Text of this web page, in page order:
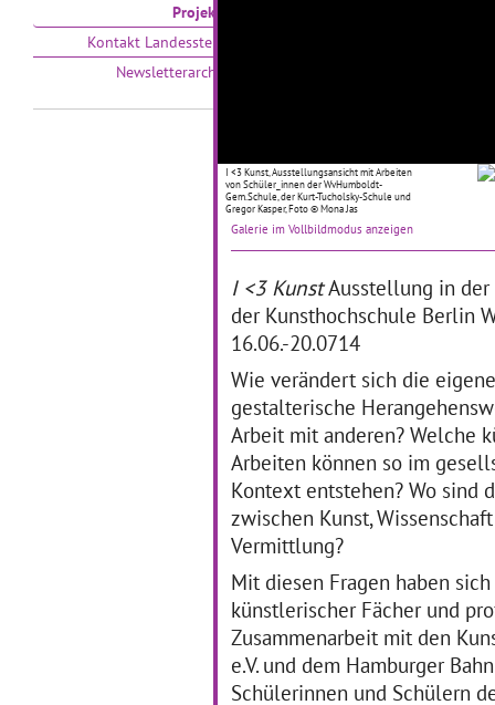
I <3 Kunst, Ausstellungsansicht mit Arbeiten
von Schüler_innen der WvHumboldt-
Gem.Schule, der Kurt-Tucholsky-Schule und
Gregor Kasper, Foto © Mona Jas
Galerie im Vollbildmodus anzeigen
I <3 KunstAusstellung in der
der Kunsthochschule Berlin
16.06.-20.0714
Wie verändert sich die
gestalterische
Arbeit mit anderen? Welche
Arbeiten können so im
Kontext entstehen? Wo sind
zwischen Kunst,
Vermittlung?
Mit diesen Fragen haben
künstlerischer Fächer und
Zusammenarbeit mit den
e.V. und dem Hamburger
Schülerinnen und Schülern
Projekte
Kontakt Landesstelle
Newsletterarchiv
Schüler*innen der
Reinhold-Burger-Schule
erstellen zusammen mit der
Künstlerin Heidrun
Schramm einen Audioguide
in Pankow.… mehr
In
„HundKindRübeWasser.“
Foto: Katharina Stahlhoven
05.08.2019–30.09.2019
Teilprojekt „HundKindRübe,
Wasser.“der Kita
Goethestraße
innerhalbUrbane Botanik 2:
Die essbare Stadt im
Projektzeitraum: 8/2019 bis
8/2020 gefördert durch den
… mehr